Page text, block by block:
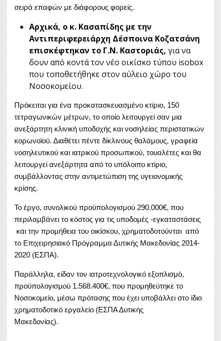
σειρά επαφών με διάφορους φορείς.
Αρχικά, ο κ. Κασαπίδης με την
Αντιπεριφερειάρχη Δέσποινα Κοζατσάνη
επισκέφτηκαν το Γ.Ν. Καστοριάς, για να
δουν από κοντά τον νέο οικίσκο τύπου isobox
που τοποθετήθηκε στον αύλειο χώρο του
Νοσοκομείου.
Πρόκειται για ένα προκατασκευασμένο κτίριο, 150
τετραγωνικών μέτρων, το οποίο λειτουργεί σαν μια
ανεξάρτητη κλινική υποδοχής και νοσηλείας περιστατικών
κορωνοϊού. Διαθέτει πέντε δίκλινους θαλάμους, γραφεία
νοσηλευτικού και ιατρικού προσωπικού, τουαλέτες και θα
λειτουργεί ανεξάρτητα από το υπόλοιπο κτίριο,
συμβάλλοντας στην αντιμετώπιση της υγειονομικής
κρίσης.
Το έργο, συνολικού προϋπολογισμού 290.000€, που
περιλαμβάνει το κόστος για τις υποδομές -εγκαταστάσεις
και την προμήθεια του οικίσκου, χρηματοδοτούνται από
το Επιχειρησιακό Πρόγραμμα Δυτικής Μακεδονίας 2014-
2020 (ΕΣΠΑ).
Παράλληλα, είδαν τον ιατροτεχνολογικό εξοπλισμό,
προϋπολογισμού 1.568.400€, που προμηθεύτηκε το
Νοσοκομείο, μέσω πρότασης που έχει υποβάλλει στο ίδιο
χρηματοδοτικό εργαλείο (ΕΣΠΑ Δυτικής
Μακεδονίας).